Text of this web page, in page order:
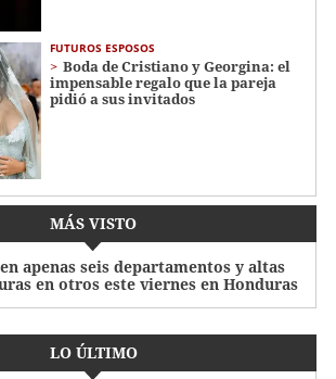
FUTUROS ESPOSOS
Boda de Cristiano y Georgina: el
impensable regalo que la pareja
pidió a sus invitados
MÁS VISTO
apenas seis departamentos y altas
en otros este viernes en Honduras
LO ÚLTIMO